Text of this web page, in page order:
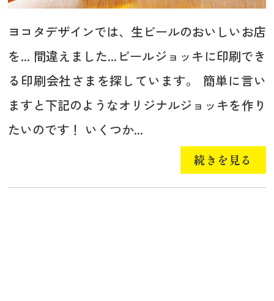
ヨコタデザインでは、生ビールのおいしいお店
を... 間違えました...ビールジョッキに印刷でき
る印刷会社さまを探しています。 簡単に言い
ますと下記のようなオリジナルジョッキを作り
たいのです！ いくつか...
続きを見る